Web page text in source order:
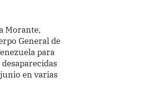
Morante,
General de
para
en varias